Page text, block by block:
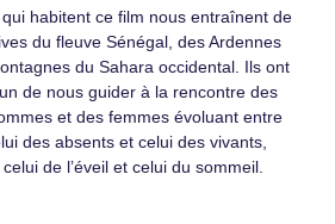
habitent ce film nous entraînent de
du fleuve Sénégal, des Ardennes
du Sahara occidental. Ils ont
de nous guider à la rencontre des
et des femmes évoluant entre
des absents et celui des vivants,
de l’éveil et celui du sommeil.